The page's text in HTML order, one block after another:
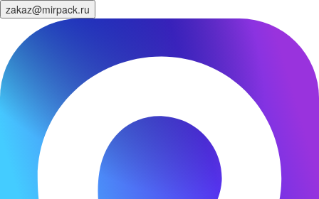
zakaz@mirpack.ru